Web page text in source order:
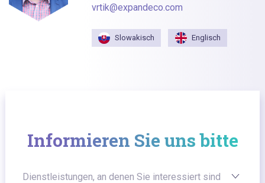
vrtik@expandeco.com
Slowakisch Englisch
Informieren Sie uns bitte
Dienstleistungen, an denen Sie interessiert sind